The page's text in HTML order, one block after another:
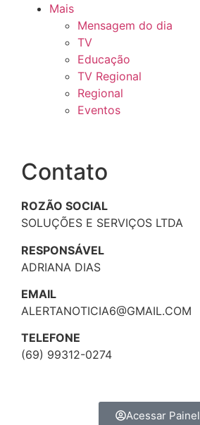
Mais
Mensagem do dia
TV
Educação
TV Regional
Regional
Eventos
Contato
ROZÃO SOCIAL
SOLUÇÕES E SERVIÇOS LTDA
RESPONSÁVEL
ADRIANA DIAS
EMAIL
ALERTANOTICIA6@GMAIL.COM
TELEFONE
(69) 99312-0274
Acessar Painel